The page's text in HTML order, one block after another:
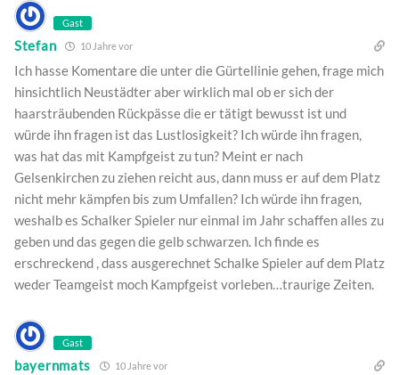
Gast
Stefan 10 Jahre vor
Ich hasse Komentare die unter die Gürtellinie gehen, frage mich
hinsichtlich Neustädter aber wirklich mal ob er sich der
haarsträubenden Rückpässe die er tätigt bewusst ist und
würde ihn fragen ist das Lustlosigkeit? Ich würde ihn fragen,
was hat das mit Kampfgeist zu tun? Meint er nach
Gelsenkirchen zu ziehen reicht aus, dann muss er auf dem Platz
nicht mehr kämpfen bis zum Umfallen? Ich würde ihn fragen,
weshalb es Schalker Spieler nur einmal im Jahr schaffen alles zu
geben und das gegen die gelb schwarzen. Ich finde es
erschreckend , dass ausgerechnet Schalke Spieler auf dem Platz
weder Teamgeist moch Kampfgeist vorleben…traurige Zeiten.
Gast
bayernmats 10 Jahre vor